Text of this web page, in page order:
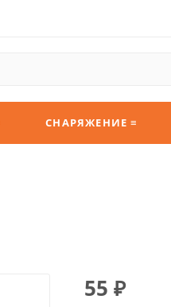
СНАРЯЖЕНИЕ ≡
55 ₽